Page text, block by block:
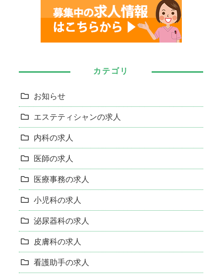
カテゴリ
お知らせ
エステティシャンの求人
内科の求人
医師の求人
医療事務の求人
小児科の求人
泌尿器科の求人
皮膚科の求人
看護助手の求人